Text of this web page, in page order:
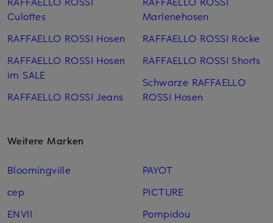
Culottes
RAFFAELLO ROSSI Hosen
RAFFAELLO ROSSI Hosen
im SALE
RAFFAELLO ROSSI Jeans
Marlenehosen
RAFFAELLO ROSSI Röcke
RAFFAELLO ROSSI Shorts
Schwarze RAFFAELLO
ROSSI Hosen
Weitere Marken
Bloomingville
cep
ENVII
PAYOT
PICTURE
Pompidou